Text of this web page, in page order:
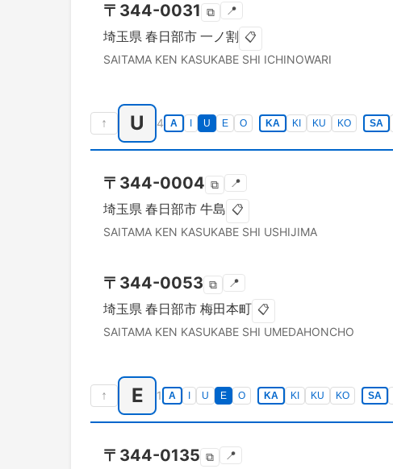
〒 344-0031 ⧉ 📍
埼玉県 春日部市 一ノ割 📋
SAITAMA KEN KASUKABE SHI ICHINOWARI
↑ U 4 A U E O KA KI KU KO SA
〒 344-0004 ⧉ 📍
埼玉県 春日部市 牛島 📋
SAITAMA KEN KASUKABE SHI USHIJIMA
〒 344-0053 ⧉ 📍
埼玉県 春日部市 梅田本町 📋
SAITAMA KEN KASUKABE SHI UMEDAHONCHO
↑ E 1 A U E O KA KI KU KO SA
〒 344-0135 ⧉ 📍